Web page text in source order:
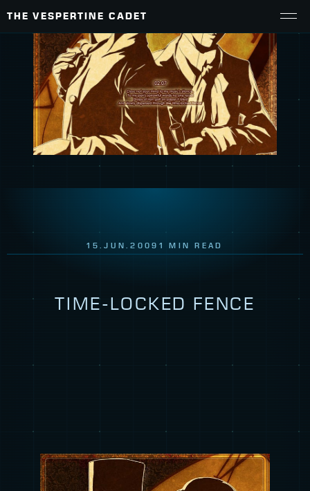
THE VESPERTINE CADET
15.JUN.2009 1 MIN READ
TIME-LOCKED FENCE